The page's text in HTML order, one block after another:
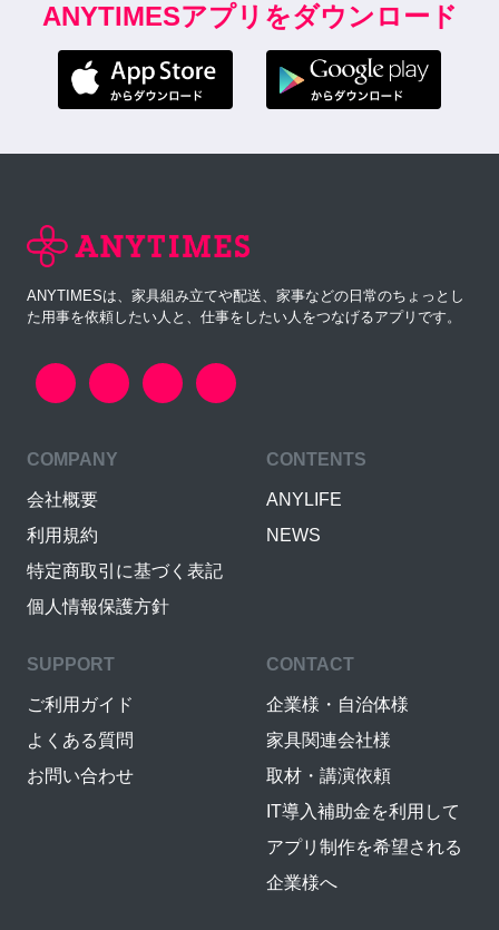
ANYTIMESアプリをダウンロード
ANYTIMESは、家具組み立てや配送、家事などの日常のちょっとし
た用事を依頼したい人と、仕事をしたい人をつなげるアプリです。
COMPANY
会社概要
利用規約
特定商取引に基づく表記
個人情報保護方針
CONTENTS
ANYLIFE
NEWS
SUPPORT
ご利用ガイド
よくある質問
お問い合わせ
CONTACT
企業様・自治体様
家具関連会社様
取材・講演依頼
IT導入補助金を利用して
アプリ制作を希望される
企業様へ